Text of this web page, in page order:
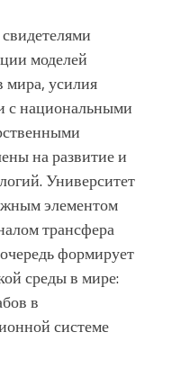
моделей
мира, усилия
с национальными
на развитие и
Университет
элементом
трансфера
формирует
среды в мире:
в
системе